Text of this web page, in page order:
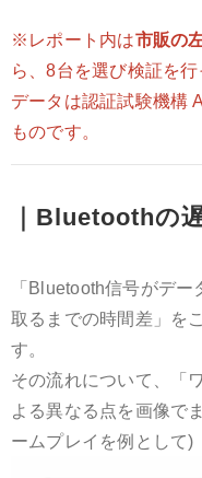
※レポート内は市販の
ら、8台を選び検証を
データは認証試験機構
ものです。
｜Bluetoothの
「Bluetooth信号がデ
取るまでの時間差」を
す。
その流れについて、「
よる異なる点を画像で
ームプレイを例として)